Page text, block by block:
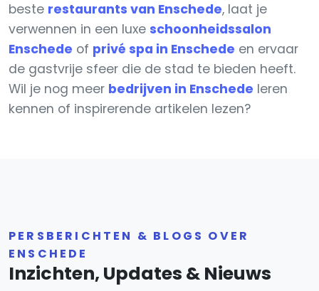
beste restaurants van Enschede, laat je
verwennen in een luxe schoonheidssalon
Enschede of privé spa in Enschede en ervaar
de gastvrije sfeer die de stad te bieden heeft.
Wil je nog meer bedrijven in Enschede leren
kennen of inspirerende artikelen lezen?
PERSBERICHTEN & BLOGS OVER
ENSCHEDE
Inzichten, Updates & Nieuws